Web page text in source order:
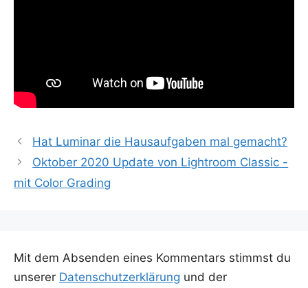
Hat Luminar die Hausaufgaben mal gemacht?
Oktober 2020 Update von Lightroom Classic -
mit Color Grading
Mit dem Absenden eines Kommentars stimmst du
unserer Datenschutzerklärung und der